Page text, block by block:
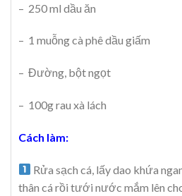
– 250 ml dầu ăn
– 1 muỗng cà phê dầu giấm
– Đường, bột ngọt
– 100g rau xà lách
Cách làm:
Rửa sạch cá, lấy dao khứa
thân cá rồi tưới nước mắm lên